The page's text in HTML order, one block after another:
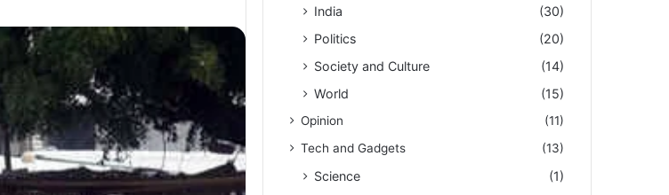
India
(30)
Politics
(20)
Society and Culture
(14)
World
(15)
Opinion
(11)
Tech and Gadgets
(13)
Science (1)